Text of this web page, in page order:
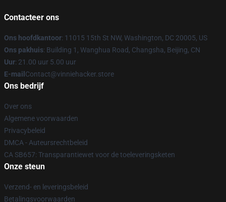
Contacteer ons
Ons hoofdkantoor: 11015 15th St NW, Washington, DC 20005, US
Ons pakhuis: Building 1, Wanghua Road, Changsha, Beijing, CN
Uur: 21.00 uur 5.00 uur
E-mail Contact@vinniehacker.store
Ons bedrijf
Over ons
Algemene voorwaarden
Privacybeleid
DMCA - Auteursrechtbeleid
CA SB657: Transparantiewet voor de toeleveringsketen
Onze steun
Verzend- en leveringsbeleid
Betalingsvoorwaarden